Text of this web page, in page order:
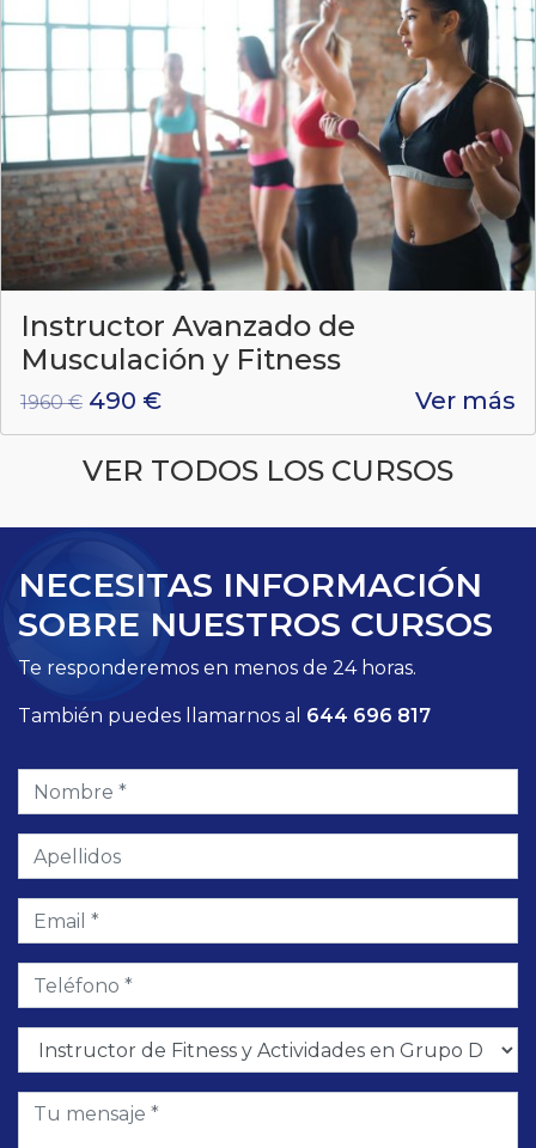
Instructor Avanzado de
Musculación y Fitness
1960 € 490 € Ver más
VER TODOS LOS CURSOS
NECESITAS INFORMACIÓN
SOBRE NUESTROS CURSOS
Te responderemos en menos de 24 horas.
También puedes llamarnos al 644 696 817